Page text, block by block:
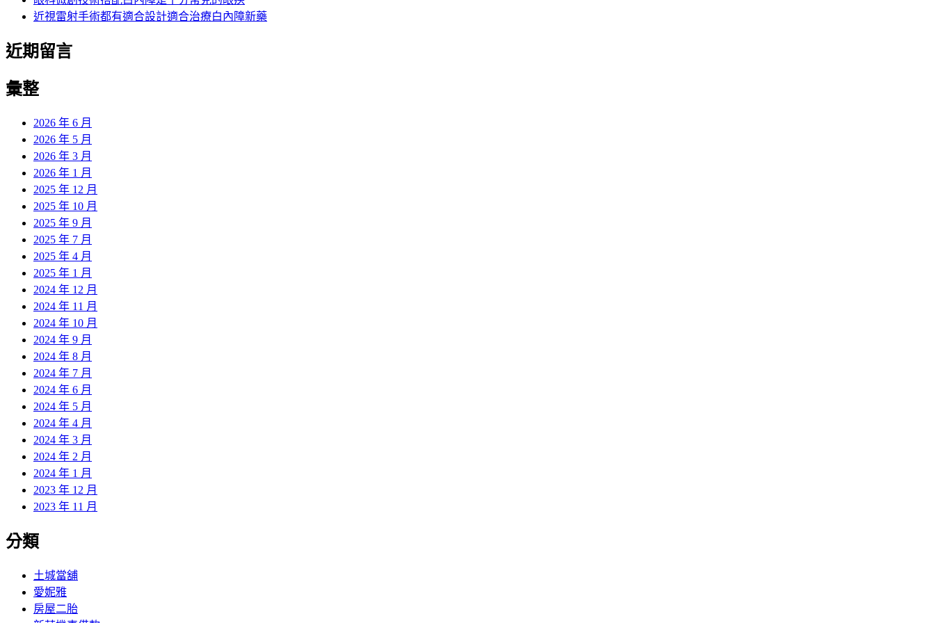
近視雷射手術都有適合設計適合治療白內障新藥
近期留言
彙整
2026 年 6 月
2026 年 5 月
2026 年 3 月
2026 年 1 月
2025 年 12 月
2025 年 10 月
2025 年 9 月
2025 年 7 月
2025 年 4 月
2025 年 1 月
2024 年 12 月
2024 年 11 月
2024 年 10 月
2024 年 9 月
2024 年 8 月
2024 年 7 月
2024 年 6 月
2024 年 5 月
2024 年 4 月
2024 年 3 月
2024 年 2 月
2024 年 1 月
2023 年 12 月
2023 年 11 月
分類
土城當舖
愛妮雅
房屋二胎